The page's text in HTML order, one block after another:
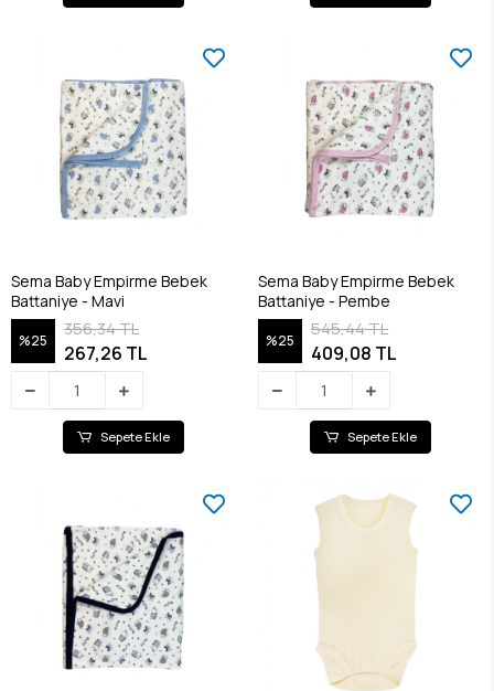
Sema Baby Empirme Bebek
Battaniye - Mavi
%25
356,34 TL
267,26 TL
Sepete Ekle
Sema Baby Empirme Bebek
Battaniye - Pembe
%25
545,44 TL
409,08 TL
Sepete Ekle